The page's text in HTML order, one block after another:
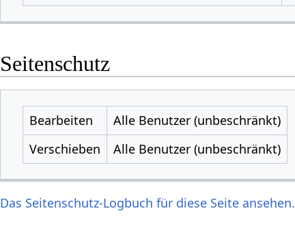
Seitenschutz
Bearbeiten
Alle Benutzer (unbeschränkt)
Verschieben
Alle Benutzer (unbeschränkt)
Das Seitenschutz-Logbuch für diese Seite ansehen.